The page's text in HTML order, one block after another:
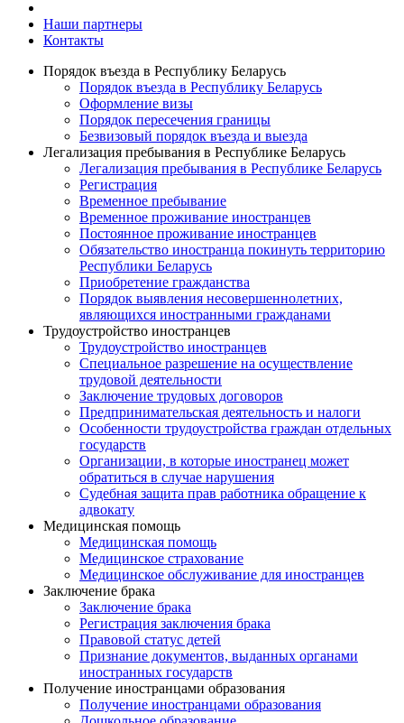
Наши партнеры
Контакты
Порядок въезда в Республику Беларусь
Порядок въезда в Республику Беларусь
Оформление визы
Порядок пересечения границы
Безвизовый порядок въезда и выезда
Легализация пребывания в Республике Беларусь
Легализация пребывания в Республике Беларусь
Регистрация
Временное пребывание
Временное проживание иностранцев
Постоянное проживание иностранцев
Обязательство иностранца покинуть территорию
Республики Беларусь
Приобретение гражданства
Порядок выявления несовершеннолетних,
являющихся иностранными гражданами
Трудоустройство иностранцев
Трудоустройство иностранцев
Специальное разрешение на осуществление
трудовой деятельности
Заключение трудовых договоров
Предпринимательская деятельность и налоги
Особенности трудоустройства граждан отдельных
государств
Организации, в которые иностранец может
обратиться в случае нарушения
Судебная защита прав работника обращение к
адвокату
Медицинская помощь
Медицинская помощь
Медицинское страхование
Медицинское обслуживание для иностранцев
Заключение брака
Заключение брака
Регистрация заключения брака
Правовой статус детей
Признание документов, выданных органами
иностранных государств
Получение иностранцами образования
Получение иностранцами образования